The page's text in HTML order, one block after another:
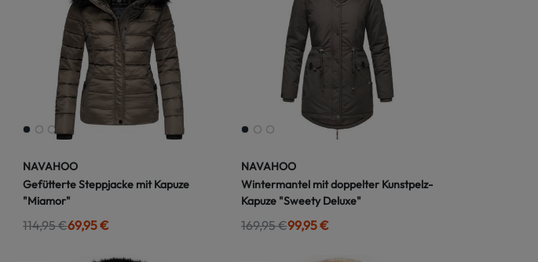
NAVAHOO
Gefütterte Steppjacke mit Kapuze
"Miamor"
114,95 €69,95 €
NAVAHOO
Wintermantel mit doppelter Kunstpelz-
Kapuze "Sweety Deluxe"
169,95 €99,95 €